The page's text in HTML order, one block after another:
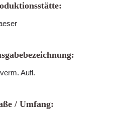
Aufl.
/ Umfang: